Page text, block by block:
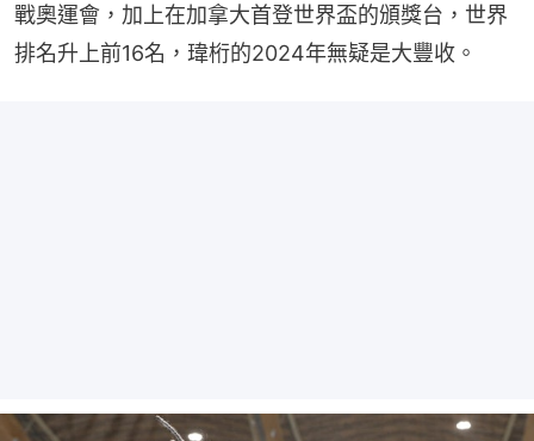
戰奧運會，加上在加拿大首登世界盃的頒獎台，世界
排名升上前16名，瑋桁的2024年無疑是大豐收。